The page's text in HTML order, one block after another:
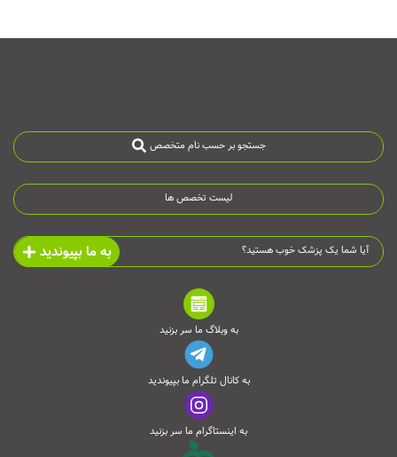
جستجو بر حسب نام متخصص
لیست تخصص ها
آیا شما یک پزشک خوب هستید؟ به ما بپیوندید
به وبلاگ ما سر بزنید
به کانال تلگرام ما بپیوندید
به اینستاگرام ما سر بزنید